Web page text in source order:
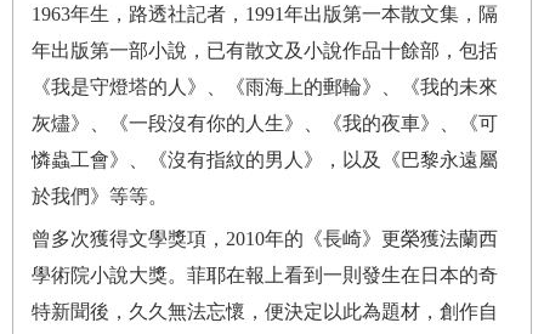
1963年生，路透社記者，1991年出版第一本散文集，隔
年出版第一部小說，已有散文及小說作品十餘部，包括
《我是守燈塔的人》、《雨海上的郵輪》、《我的未來
灰燼》、《一段沒有你的人生》、《我的夜車》、《可
憐蟲工會》、《沒有指紋的男人》，以及《巴黎永遠屬
於我們》等等。
曾多次獲得文學獎項，2010年的《長崎》更榮獲法蘭西
學術院小說大獎。菲耶在報上看到一則發生在日本的奇
特新聞後，久久無法忘懷，便決定以此為題材，創作自